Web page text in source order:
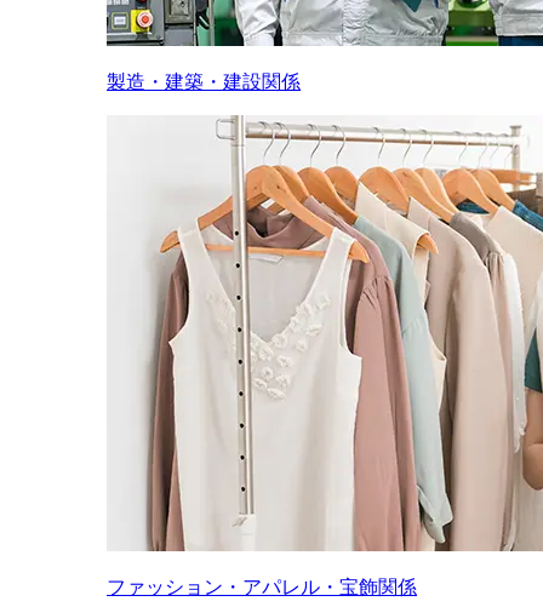
製造・建築・建設関係
ファッション・アパレル・宝飾関係